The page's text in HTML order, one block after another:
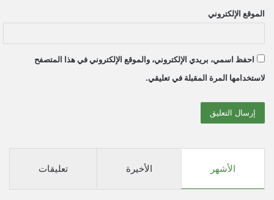
الموقع الإلكتروني
احفظ اسمي، بريدي الإلكتروني، والموقع الإلكتروني في هذا المتصفح
لاستخدامها المرة المقبلة في تعليقي.
الأشهر الأخيرة تعليقات